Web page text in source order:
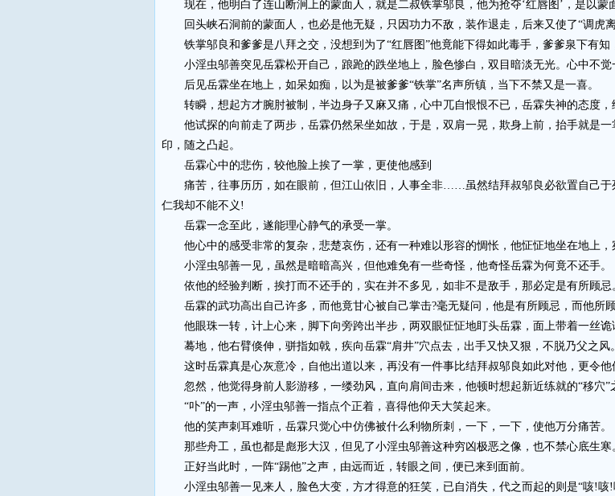
现在，他明白了连山断涧上的蒙面人，就是二叔铁掌邬良，他为抢夺‘红唇图’，是以蒙
回头峡石洞前的蒙面人，也必是他无疑，只因功力不敌，装作退走，后来又使了“调虎
铁掌邬良和爹爹是八拜之交，没想到为了“红唇图”他竟能下得如此毒手，爹爹泉下有
小淫虫邬善突见岳霖松开自己，踉跄的跌坐地上，脸色惨白，双目暗淡无光。心中不觉
后见岳霖坐在地上，如呆如痴，以为是被爹爹“铁掌”名声所镇，当下不禁又是一喜。
转瞬，想起方才腕肘被制，半边身子又麻又痛，心中兀自恨恨不已，岳霖失神的态度，
他试探的向前走了两步，岳霖仍然呆坐如故，于是，双肩一晃，欺身上前，抬手就是
印，随之凸起。
岳霖心中的悲伤，较他脸上挨了一掌，更使他感到
痛苦，往事历历，如在眼前，但江山依旧，人事全非……虽然结拜叔邬良必欲置自己于
仁我却不能不义!
岳霖一念至此，遂能理心静气的承受一掌。
他心中的感受非常的复杂，悲楚哀伤，还有一种难以形容的惆怅，他怔怔地坐在地上，
小淫虫邬善一见，虽然是暗暗高兴，但他难免有一些奇怪，他奇怪岳霖为何竟不还手。
依他的经验判断，挨打而不还手的，实在并不多见，如非不是敌手，那必定是有所顾忌
岳霖的武功高出自己许多，而他竟甘心被自己掌击?毫无疑问，他是有所顾忌，而他所顾
他眼珠一转，计上心来，脚下向旁跨出半步，两双眼怔怔地盯头岳霖，面上带着一丝诡
蓦地，他右臂倏伸，骈指如戟，疾向岳霖“肩井”穴点去，出手又快又狠，不脱乃父之风。
这时岳霖真是心灰意冷，自他出道以来，再没有一件事比结拜叔邬良如此对他，更令他
忽然，他觉得身前人影游移，一缕劲风，直向肩间击来，他顿时想起新近练就的“移穴”
“卟”的一声，小淫虫邬善一指点个正着，喜得他仰天大笑起来。
他的笑声刺耳难听，岳霖只觉心中仿佛被什么利物所刺，一下，一下，使他万分痛苦。
那些舟工，虽也都是彪形大汉，但见了小淫虫邬善这种穷凶极恶之像，也不禁心底生寒
正好当此时，一阵“踢他”之声，由远而近，转眼之间，便已来到面前。
小淫虫邬善一见来人，脸色大变，方才得意的狂笑，已自消失，代之而起的则是“咳!咳